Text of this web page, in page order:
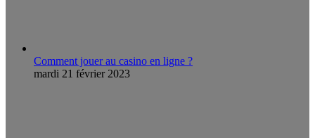
Comment jouer au casino en ligne ?
mardi 21 février 2023